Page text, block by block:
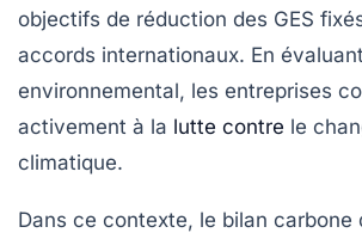
objectifs de réduction des GES
accords internationaux. En
environnemental, les entreprises
activement à la lutte contre le
climatique.
Dans ce contexte, le bilan carbone